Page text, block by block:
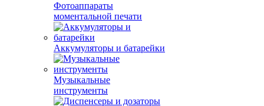
Фотоаппараты
моментальной печати
Аккумуляторы и батарейки
Музыкальные
инструменты